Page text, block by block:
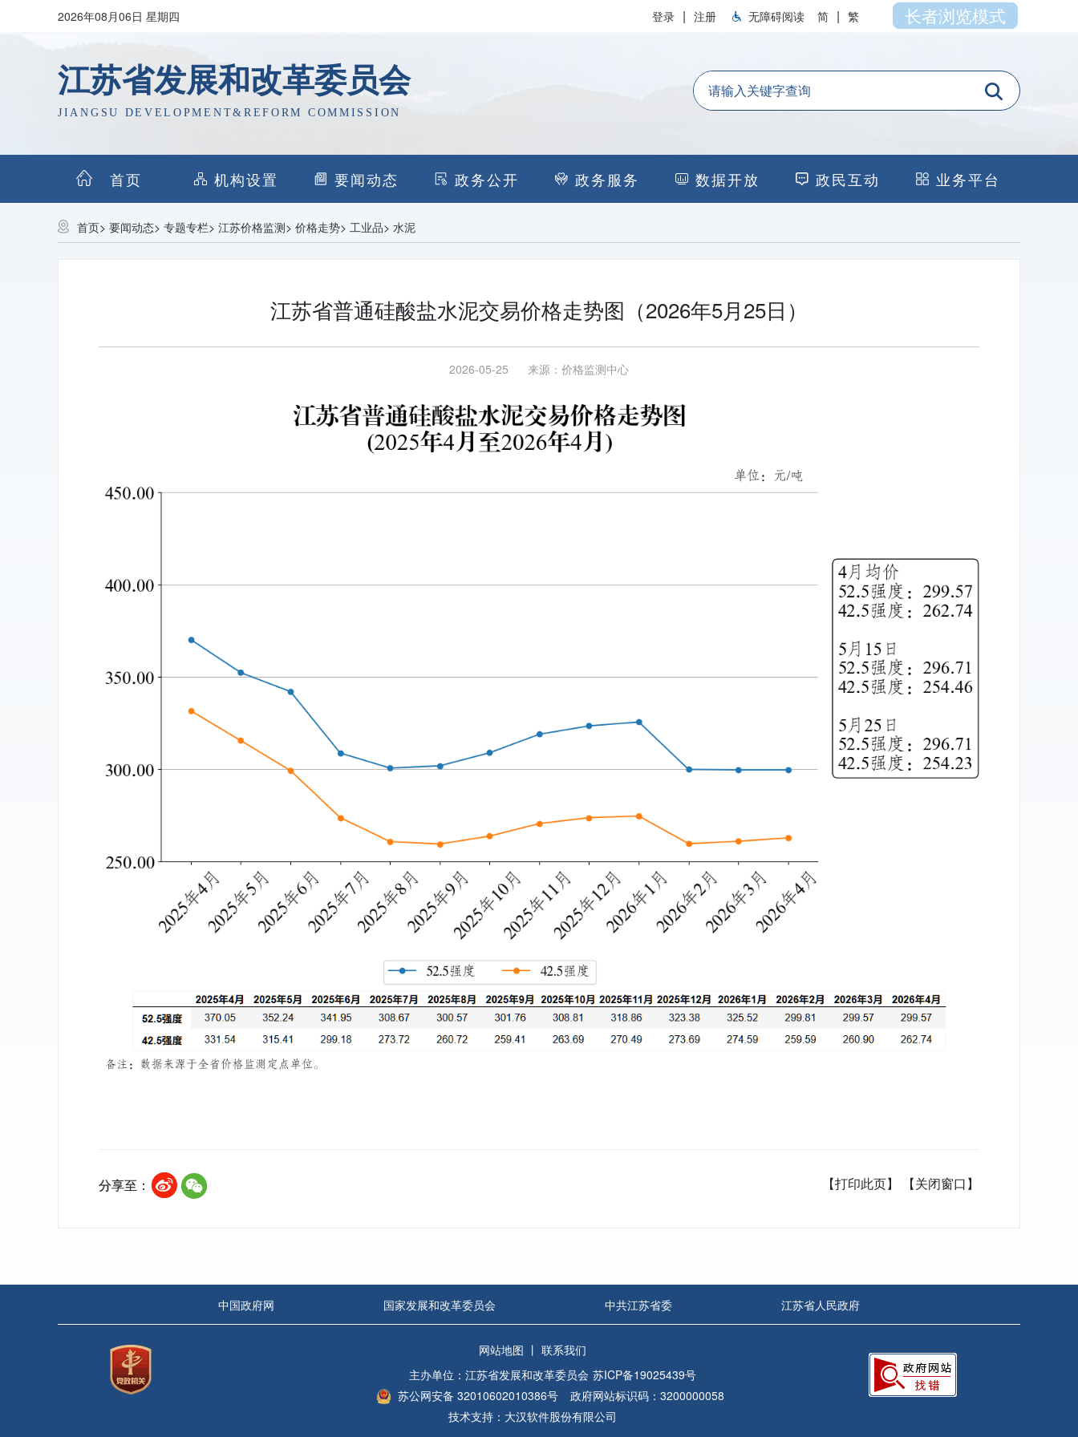
2026年08月06日 星期四 登录 | 注册 无障碍阅读 简 | 繁 长者浏览模式
江苏省发展和改革委员会
JIANGSU DEVELOPMENT&REFORM COMMISSION
首页 机构设置 要闻动态 政务公开 政务服务 数据开放 政民互动 业务平台
首页> 要闻动态> 专题专栏> 江苏价格监测> 价格走势> 工业品> 水泥
江苏省普通硅酸盐水泥交易价格走势图（2026年5月25日）
2026-05-25 来源： 价格监测中心
分享至： 【打印此页】 【关闭窗口】
中国政府网 国家发展和改革委员会 中共江苏省委 江苏省人民政府
网站地图 丨 联系我们
主办单位：江苏省发展和改革委员会 苏ICP备19025439号
苏公网安备 32010602010386号
政府网站标识码：3200000058
技术支持：大汉软件股份有限公司